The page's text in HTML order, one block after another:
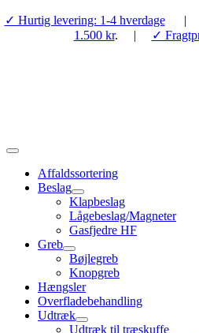
Skip
✓ Hurtig levering: 1-4 hverdage|
1.500 kr. | ✓
Toggle
NavigationAffaldssortering
Beslag
Klapbeslag
Lågebeslag/Magneter
Gasfjedre HF
Greb
Bøjlegreb
Knopgreb
Hængsler
Overfladebehandling
Udtræk
Udtræk til træskuffe